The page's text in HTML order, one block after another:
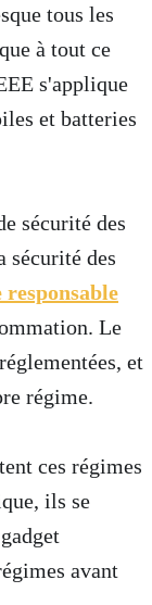
tous les
à tout ce
s'applique
et batteries
sécurité des
sécurité des
responsable
Le
et
régime.
ces régimes
ils se
avant